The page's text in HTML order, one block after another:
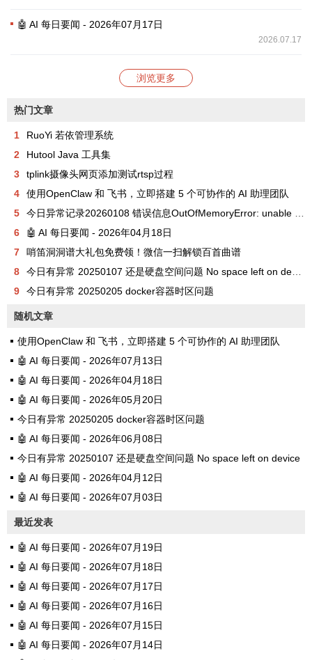
🤖 AI 每日要闻 - 2026年07月17日
2026.07.17
浏览更多
热门文章
1
RuoYi 若依管理系统
2
Hutool Java 工具集
3
tplink摄像头网页添加测试rtsp过程
4
使用OpenClaw 和 飞书，立即搭建 5 个可协作的 AI 助理团队
5
今日异常记录20260108 错误信息OutOfMemoryError: unable to create new native thread
6
🤖 AI 每日要闻 - 2026年04月18日
7
哨笛洞洞谱大礼包免费领！微信一扫解锁百首曲谱
8
今日有异常 20250107 还是硬盘空间问题 No space left on device
9
今日有异常 20250205 docker容器时区问题
随机文章
使用OpenClaw 和 飞书，立即搭建 5 个可协作的 AI 助理团队
🤖 AI 每日要闻 - 2026年07月13日
🤖 AI 每日要闻 - 2026年04月18日
🤖 AI 每日要闻 - 2026年05月20日
今日有异常 20250205 docker容器时区问题
🤖 AI 每日要闻 - 2026年06月08日
今日有异常 20250107 还是硬盘空间问题 No space left on device
🤖 AI 每日要闻 - 2026年04月12日
🤖 AI 每日要闻 - 2026年07月03日
最近发表
🤖 AI 每日要闻 - 2026年07月19日
🤖 AI 每日要闻 - 2026年07月18日
🤖 AI 每日要闻 - 2026年07月17日
🤖 AI 每日要闻 - 2026年07月16日
🤖 AI 每日要闻 - 2026年07月15日
🤖 AI 每日要闻 - 2026年07月14日